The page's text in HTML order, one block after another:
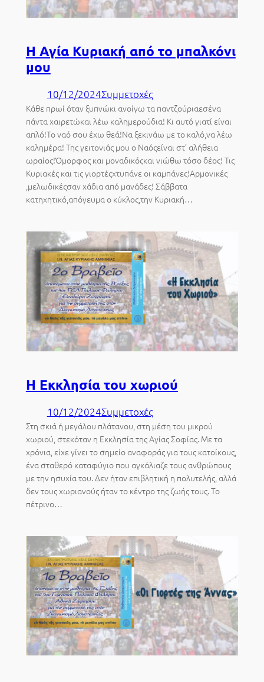
Η Αγία Κυριακή από το μπαλκόνι
μου
10/12/2024Συμμετοχές
Κάθε πρωί όταν ξυπνώκι ανοίγω τα παντζούριαεσένα
πάντα χαιρετώκαι λέω καλημερούδια! Κι αυτό γιατί είναι
απλό!Το ναό σου έχω θεά!Να ξεκινάω με το καλό,να λέω
καλημέρα! Της γειτονιάς μου ο Ναόςείναι στ’ αλήθεια
ωραίος!Όμορφος και μοναδικόςκαι νιώθω τόσο δέος! Τις
Κυριακές και τις γιορτέςχτυπάνε οι καμπάνες!Αρμονικές
,μελωδικέςσαν χάδια από μανάδες! Σάββατα
κατηχητικό,απόγευμα ο κύκλος,την Κυριακή…
Η Εκκλησία του χωριού
10/12/2024Συμμετοχές
Στη σκιά ή μεγάλου πλάτανου, στη μέση του μικρού
χωριού, στεκόταν η Εκκλησία της Αγίας Σοφίας. Με τα
χρόνια, είχε γίνει το σημείο αναφοράς για τους κατοίκους,
ένα σταθερό καταφύγιο που αγκάλιαζε τους ανθρώπους
με την ησυχία του. Δεν ήταν επιβλητική η πολυτελής, αλλά
δεν τους χωριανούς ήταν το κέντρο της ζωής τους. Το
πέτρινο…